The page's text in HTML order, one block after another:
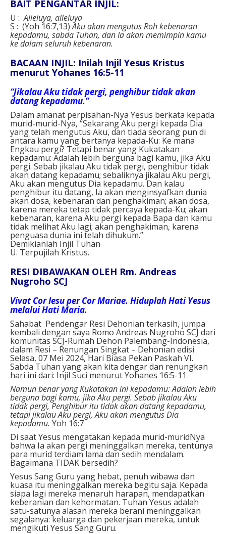
BAIT PENGANTAR INJIL:
U : Alleluya, alleluya
S : (Yoh 16:7,13)Aku akan mengutus Roh kebenaran
kepadamu, sabda Tuhan, dan Ia akan memimpin kamu
ke dalam seluruh kebenaran.
BACAAN INJIL: Inilah Injil Yesus Kristus
menurut Yohanes 16:5-11
“Jikalau Aku tidak pergi, penghibur tidak akan
datang kepadamu.”
Dalam amanat perpisahan-Nya Yesus berkata kepada
murid-murid-Nya, “Sekarang Aku pergi kepada Dia
yang telah mengutus Aku, dan tiada seorang pun di
antara kamu yang bertanya kepada-Ku: Ke mana
Engkau pergi? Tetapi benar yang Kukatakan
kepadamu: Adalah lebih berguna bagi kamu, jika Aku
pergi. Sebab jikalau Aku tidak pergi, penghibur tidak
akan datang kepadamu; sebaliknya jikalau Aku pergi,
Aku akan mengutus Dia kepadamu. Dan kalau
penghibur itu datang, Ia akan menginsyafkan dunia
akan dosa, kebenaran dan penghakiman; akan dosa,
karena mereka tetap tidak percaya kepada-Ku; akan
kebenaran, karena Aku pergi kepada Bapa dan kamu
tidak melihat Aku lagi; akan penghakiman, karena
penguasa dunia ini telah dihukum.”
Demikianlah Injil Tuhan
U. Terpujilah Kristus.
RESI DIBAWAKAN OLEH Rm. Andreas
Nugroho SCJ
Vivat Cor Iesu per Cor Mariae. Hiduplah Hati Yesus
melalui Hati Maria.
Sahabat Pendengar Resi Dehonian terkasih, jumpa
kembali dengan saya Romo Andreas Nugroho SCJ dari
komunitas SCJ-Rumah Dehon Palembang-Indonesia,
dalam Resi – Renungan Singkat – Dehonian edisi
Selasa, 07 Mei 2024, Hari Biasa Pekan Paskah VI.
Sabda Tuhan yang akan kita dengar dan renungkan
hari ini dari: Injil Suci menurut Yohanes 16:5-11
Namun benar yang Kukatakan ini kepadamu: Adalah lebih
berguna bagi kamu, jika Aku pergi. Sebab jikalau Aku
tidak pergi, Penghibur itu tidak akan datang kepadamu,
tetapi jikalau Aku pergi, Aku akan mengutus Dia
kepadamu. Yoh 16:7
Di saat Yesus mengatakan kepada murid-muridNya
bahwa Ia akan pergi meninggalkan mereka, tentunya
para murid terdiam lama dan sedih mendalam.
Bagaimana TIDAK bersedih?
Yesus Sang Guru yang hebat, penuh wibawa dan
kuasa itu meninggalkan mereka begitu saja. Kepada
siapa lagi mereka menaruh harapan, mendapatkan
keberanian dan kehormatan. Tuhan Yesus adalah
satu-satunya alasan mereka berani meninggalkan
segalanya: keluarga dan pekerjaan mereka, untuk
mengikuti Yesus Sang Guru.